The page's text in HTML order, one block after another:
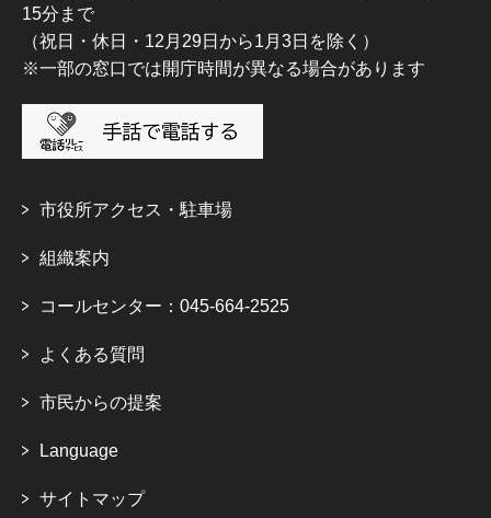
15分まで
（祝日・休日・12月29日から1月3日を除く）
※一部の窓口では開庁時間が異なる場合があります
市役所アクセス・駐車場
組織案内
コールセンター：045-664-2525
よくある質問
市民からの提案
Language
サイトマップ